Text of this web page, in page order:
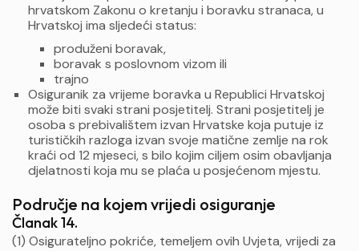
hrvatskom Zakonu o kretanju i boravku stranaca, u
Hrvatskoj ima sljedeći status:
produženi boravak,
boravak s poslovnom vizom ili
trajno
Osiguranik za vrijeme boravka u Republici Hrvatskoj
može biti svaki strani posjetitelj. Strani posjetitelj je
osoba s prebivalištem izvan Hrvatske koja putuje iz
turističkih razloga izvan svoje matične zemlje na rok
kraći od 12 mjeseci, s bilo kojim ciljem osim obavljanja
djelatnosti koja mu se plaća u posjećenom mjestu.
Područje na kojem vrijedi osiguranje
Članak 14.
(1) Osigurateljno pokriće, temeljem ovih Uvjeta, vrijedi za